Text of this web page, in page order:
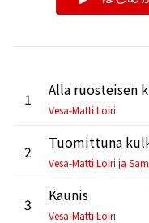
1 Alla ruosteisen
Vesa-Matti Loiri
2
3 Kaunis
Vesa-Matti Loiri